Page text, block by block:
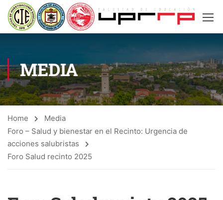
MEDIA
Home
Media
Foro – Salud y bienestar en el Recinto: Urgencia de
acciones salubristas
Foro Salud recinto 2025